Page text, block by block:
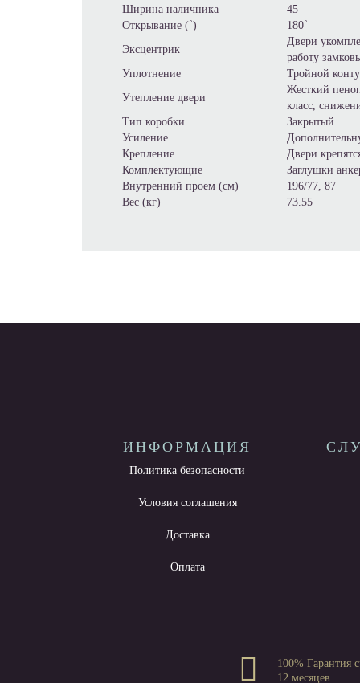
Ширина наличника
45
Открывание (˚)
180˚
Эксцентрик
Двери
работу
Уплотнение
Тройной
Утепление двери
Жесткий
класс,
Тип коробки
Закрытый
Усиление
Крепление
Двери
Комплектующие
Заглушки
Внутренний проем (см)
196/77, 87
Вес (кг)
73.55
ИНФОРМАЦИЯ
Политика безопасности
Условия соглашения
Доставка
Оплата
100% Гарантия
12 месяцев